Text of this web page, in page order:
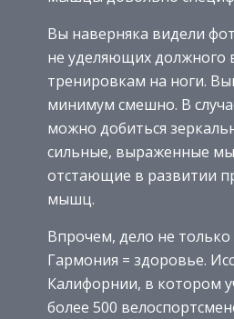
Вы наверняка видели
не уделяющих должного
тренировкам на ноги.
минимум смешно. В
можно добиться
сильные, выраженные
отстающие в развитии
мышц.
Впрочем, дело не только
Гармония = здоровье.
Калифорнии, в котором
более 500